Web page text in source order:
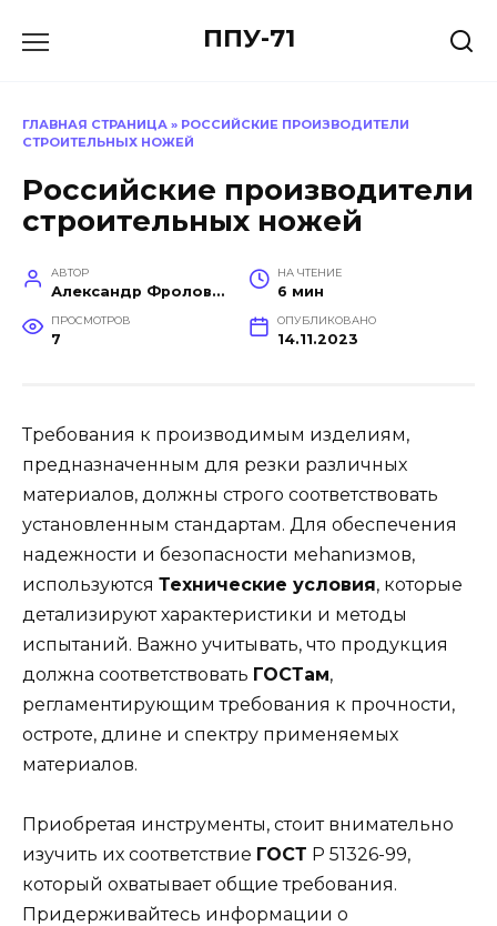
ППУ-71
ГЛАВНАЯ СТРАНИЦА » РОССИЙСКИЕ ПРОИЗВОДИТЕЛИ
СТРОИТЕЛЬНЫХ НОЖЕЙ
Российские производители
строительных ножей
АВТОР
Александр Фролов (Инженер, эксперт в построении производств)
НА ЧТЕНИЕ
6 мин
ПРОСМОТРОВ
7
ОПУБЛИКОВАНО
14.11.2023
Требования к производимым изделиям,
предназначенным для резки различных
материалов, должны строго соответствовать
установленным стандартам. Для обеспечения
надежности и безопасности меhanизмов,
используются Технические условия, которые
детализируют характеристики и методы
испытаний. Важно учитывать, что продукция
должна соответствовать ГОСТам,
регламентирующим требования к прочности,
остроте, длине и спектру применяемых
материалов.
Приобретая инструменты, стоит внимательно
изучить их соответствие ГОСТ Р 51326-99,
который охватывает общие требования.
Придерживайтесь информации о